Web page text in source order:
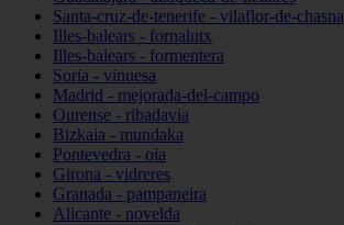
Santa-cruz-de-tenerife - vilaflor-de-chasna
Illes-balears - fornalutx
Illes-balears - formentera
Soria - vinuesa
Madrid - mejorada-del-campo
Ourense - ribadavia
Bizkaia - mundaka
Pontevedra - oia
Girona - vidreres
Granada - pampaneira
Alicante - novelda